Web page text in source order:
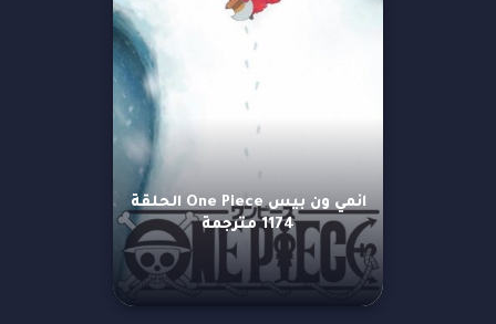
انمي ون بيس One Piece الحلقة
1174 مترجمة